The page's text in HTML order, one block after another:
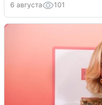
6 августа 101